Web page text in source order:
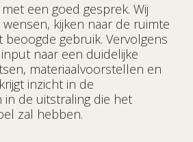
een goed gesprek. Wij
kijken naar de ruimte
gebruik. Vervolgens
naar een duidelijke
materiaalvoorstellen en
inzicht in de
in de uitstraling die het
zal hebben.